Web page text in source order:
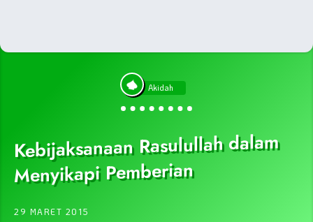
Akidah
Kebijaksanaan Rasulullah dalam
Menyikapi Pemberian
29 MARET 2015